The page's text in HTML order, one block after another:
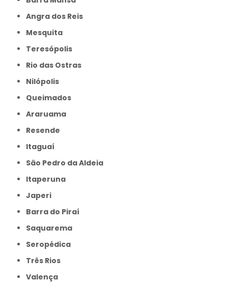
Angra dos Reis
Mesquita
Teresópolis
Rio das Ostras
Nilópolis
Queimados
Araruama
Resende
Itaguaí
São Pedro da Aldeia
Itaperuna
Japeri
Barra do Piraí
Saquarema
Seropédica
Três Rios
Valença